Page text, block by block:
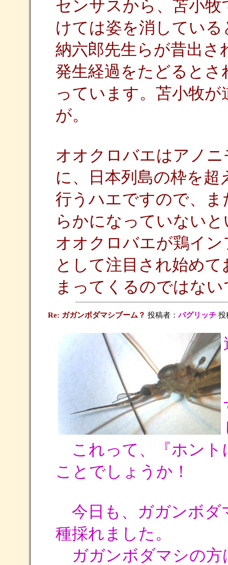
センサスから、苫小
けては姿を消してい
納六郎先生らが昔出さ
発生経過をたどると
っています。苫小牧
が。
オオクロバエはアノ
に、日本列島の枠を
行うハエですので、
らかになっていない
オオクロバエが鶏イ
として注目され始め
まってくるのではな
Re: ガガンボダマシブーム？ 投稿者：バグリッチ投
これって、『ホント
ことでしょうか！
今日も、ガガンボダ
種採れました。
ガガンボダマシの方